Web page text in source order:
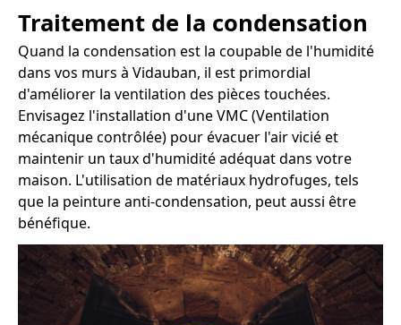
Traitement de la condensation
Quand la condensation est la coupable de l'humidité
dans vos murs à Vidauban, il est primordial
d'améliorer la ventilation des pièces touchées.
Envisagez l'installation d'une VMC (Ventilation
mécanique contrôlée) pour évacuer l'air vicié et
maintenir un taux d'humidité adéquat dans votre
maison. L'utilisation de matériaux hydrofuges, tels
que la peinture anti-condensation, peut aussi être
bénéfique.